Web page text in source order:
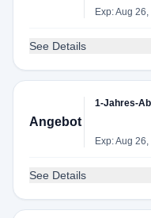
Exp: Aug
See Details
Angebot
1-Jahres-
Exp: Aug
See Details